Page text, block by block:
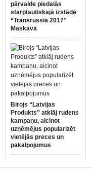
pārvalde piedalās
starptautiskajā izstādē
“Transrussia 2017”
Maskavā
Birojs “Latvijas
Produkts” atklāj rudens
kampaņu, aicinot
uzņēmējus popularizēt
vietējās preces un
pakalpojumus